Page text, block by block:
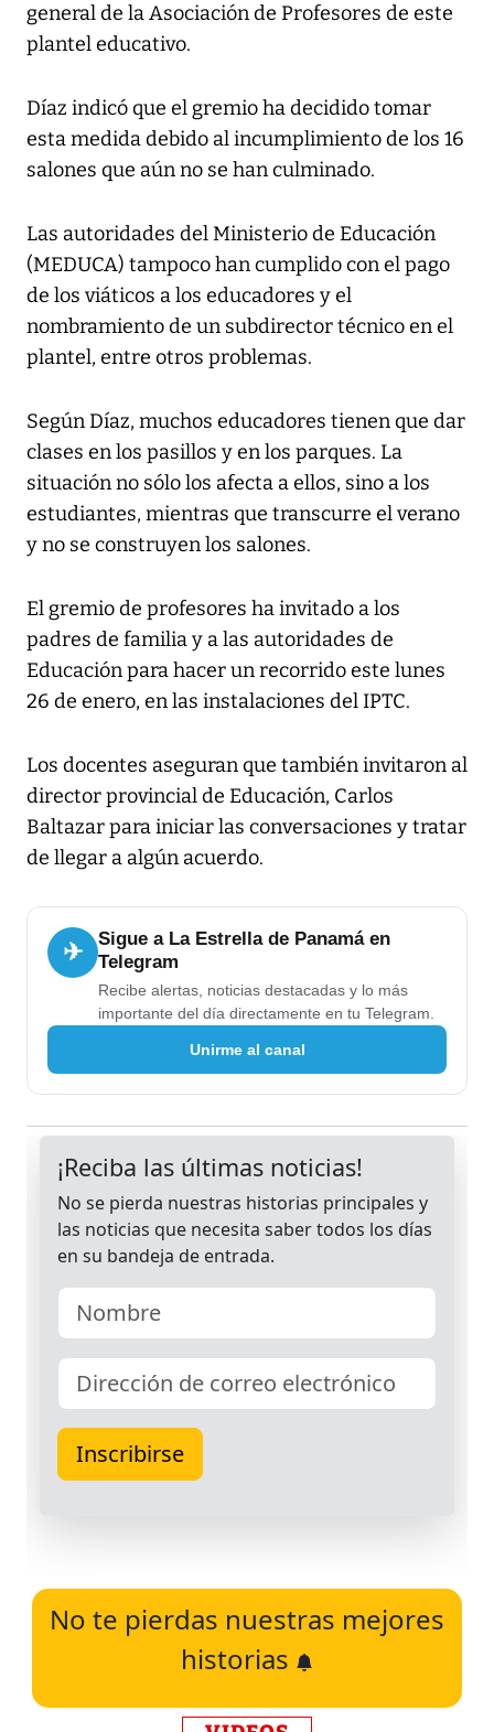
general de la Asociación de Profesores de este
plantel educativo.
Díaz indicó que el gremio ha decidido tomar
esta medida debido al incumplimiento de los 16
salones que aún no se han culminado.
Las autoridades del Ministerio de Educación
(MEDUCA) tampoco han cumplido con el pago
de los viáticos a los educadores y el
nombramiento de un subdirector técnico en el
plantel, entre otros problemas.
Según Díaz, muchos educadores tienen que dar
clases en los pasillos y en los parques. La
situación no sólo los afecta a ellos, sino a los
estudiantes, mientras que transcurre el verano
y no se construyen los salones.
El gremio de profesores ha invitado a los
padres de familia y a las autoridades de
Educación para hacer un recorrido este lunes
26 de enero, en las instalaciones del IPTC.
Los docentes aseguran que también invitaron al
director provincial de Educación, Carlos
Baltazar para iniciar las conversaciones y tratar
de llegar a algún acuerdo.
✈
Sigue a La Estrella de Panamá en
Telegram
Recibe alertas, noticias destacadas y lo más
importante del día directamente en tu Telegram.
Unirme al canal
No te pierdas nuestras mejores
historias